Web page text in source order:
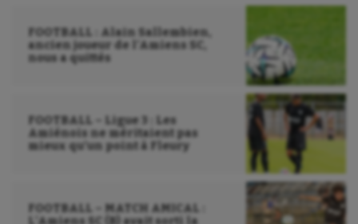
FOOTBALL : Alain Sallembien,
ancien joueur de l’Amiens SC,
nous a quittés
FOOTBALL – Ligue 3 : Les
Amiénois ne méritaient pas
mieux qu’un point à Fleury
FOOTBALL – MATCH AMICAL :